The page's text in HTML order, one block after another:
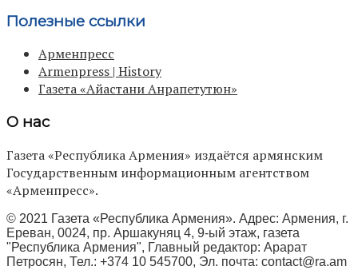
Полезные ссылки
Арменпресс
Armenpress | History
Газета «Айастани Анрапетутюн»
О нас
Газета «Республика Армения» издаётся армянским
Государственным информационным агентством
«Арменпресс».
© 2021 Газета «Республика Армения». Адрес: Армения, г.
Ереван, 0024, пр. Аршакуняц 4, 9-ый этаж, газета
"Республика Армения", Главный редактор: Арарат
Петросян, Тел.: +374 10 545700, Эл. почта: contact@ra.am